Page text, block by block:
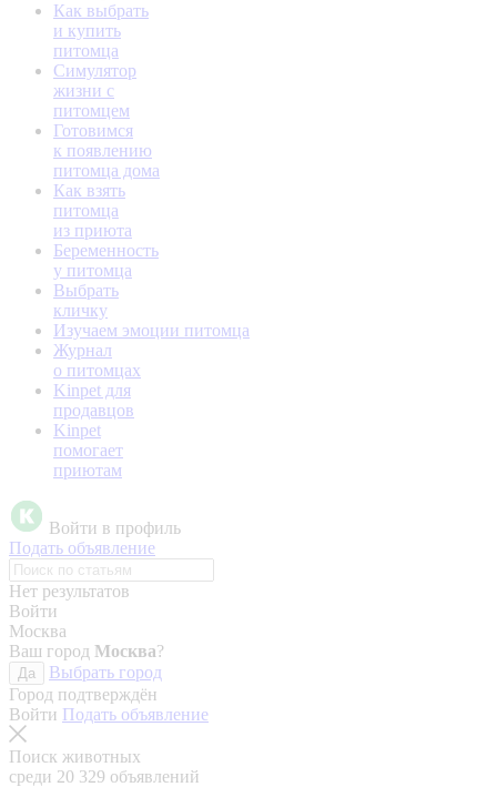
Как выбрать
и купить
питомца
Симулятор
жизни с
питомцем
Готовимся
к появлению
питомца дома
Как взять
питомца
из приюта
Беременность
у питомца
Выбрать
кличку
Изучаем эмоции питомца
Журнал
о питомцах
Kinpet для
продавцов
Kinpet
помогает
приютам
Войти в профиль
Подать объявление
Нет результатов
Войти
Москва
Ваш город Москва?
Да
Выбрать город
Город подтверждён
Войти Подать объявление
Поиск животных
среди 20 329 объявлений